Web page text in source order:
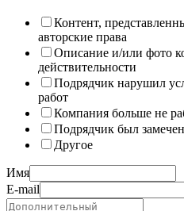
Контент,
авторские права
Описание и/или фото
действительности
Подрядчик нарушил
работ
Компания больше не
Подрядчик был
Другое
Имя
E-mail